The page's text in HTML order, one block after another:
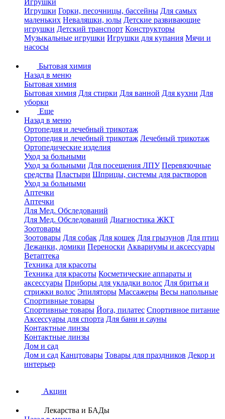
Игрушки
Игрушки Горки, песочницы, бассейны Для самых
маленьких Неваляшки, юлы Детские развивающие
игрушки Детский транспорт Конструкторы
Музыкальные игрушки Игрушки для купания Мячи и
насосы
Бытовая химия
Назад в меню
Бытовая химия
Бытовая химия Для стирки Для ванной Для кухни Для
уборки
Еще
Назад в меню
Ортопедия и лечебный трикотаж
Ортопедия и лечебный трикотаж Лечебный трикотаж
Ортопедические изделия
Уход за больными
Уход за больными Для посещения ЛПУ Перевязочные
средства Пластыри Шприцы, системы для растворов
Уход за больными
Аптечки
Аптечки
Для Мед. Обследований
Для Мед. Обследований Диагностика ЖКТ
Зоотовары
Зоотовары Для собак Для кошек Для грызунов Для птиц
Лежанки, домики Переноски Аквариумы и аксессуары
Ветаптека
Техника для красоты
Техника для красоты Косметические аппараты и
аксессуары Приборы для укладки волос Для бритья и
стрижки волос Эпиляторы Массажеры Весы напольные
Спортивные товары
Спортивные товары Йога, пилатес Спортивное питание
Аксессуары для спорта Для бани и сауны
Контактные линзы
Контактные линзы
Дом и сад
Дом и сад Канцтовары Товары для праздников Декор и
интерьер
Акции
Лекарства и БАДы